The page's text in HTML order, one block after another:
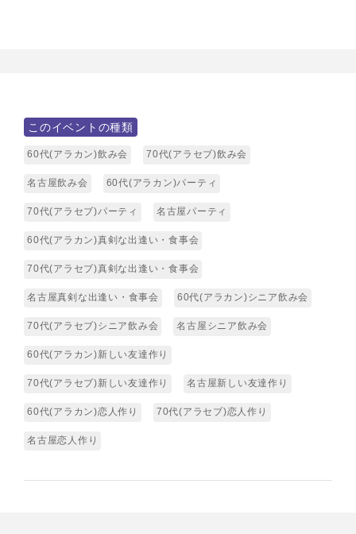
このイベントの種類
60代(アラカン)飲み会 70代(アラセブ)飲み会
名古屋飲み会 60代(アラカン)パーティ
70代(アラセブ)パーティ 名古屋パーティ
60代(アラカン)真剣な出逢い・食事会
70代(アラセブ)真剣な出逢い・食事会
名古屋真剣な出逢い・食事会 60代(アラカン)シニア飲み会
70代(アラセブ)シニア飲み会 名古屋シニア飲み会
60代(アラカン)新しい友達作り
70代(アラセブ)新しい友達作り 名古屋新しい友達作り
60代(アラカン)恋人作り 70代(アラセブ)恋人作り
名古屋恋人作り